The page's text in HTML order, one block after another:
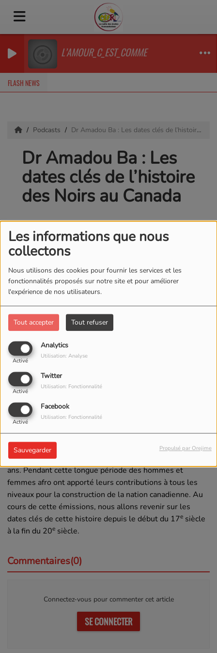
Les informations que nous
collectons
Nous utilisons des cookies pour fournir les services et les
fonctionnalités proposés sur notre site et pour améliorer
l'expérience de nos utilisateurs.
Tout accepter Tout refuser
Analytics
Activé
Utilisation: Analyse
Twitter
Activé
Utilisation: Fonctionnalité
Facebook
Activé
Utilisation: Fonctionnalité
Sauvegarder Propulsé par Orejime
L’AMOUR_C_EST_COMME
FLASH NEWS
Podcasts Dr Amadou Ba : Les dates clés de l’histoire des Noirs au Canada
Dr Amadou Ba : Les
dates clés de l’histoire
des Noirs au Canada
12 MARS 2024 - 1803 VUES
ÉCOUTER LE PODCAST TÉLÉCHARGER LE PODCAST
L’histoire des Noirs au Canada est veille de plus de 400
ans. Pendant cette longue période des hommes et
femmes afro ont apporté leurs contributions à tous les
niveaux pour la construction de la nation canadienne. Au
cours de cette émissions, nous allons revenir sur les
dates clés de cette histoire depuis le début du 17e siècle
à la fin du 20e siècle.
Commentaires(0)
Connectez-vous pour commenter cet article
SE CONNECTER